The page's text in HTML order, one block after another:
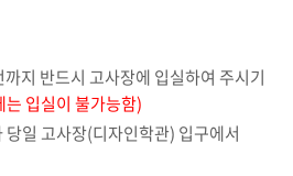
지 반드시 고사장에 입실하여 주시기
입실이 불가능함)
일 고사장(디자인학관) 입구에서